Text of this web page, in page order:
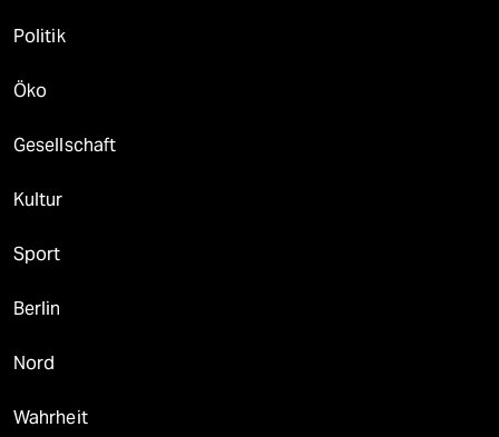
Politik
Öko
Gesellschaft
Kultur
Sport
Berlin
Nord
Wahrheit